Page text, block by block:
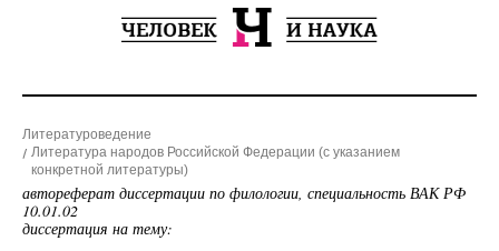
Литературоведение
Литература народов Российской Федерации (с указанием
конкретной литературы)
автореферат диссертации по филологии, специальность ВАК РФ
10.01.02
диссертация на тему: